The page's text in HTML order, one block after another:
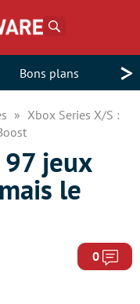
Bons plans >
Xbox Series X/S :
jeux
le
0